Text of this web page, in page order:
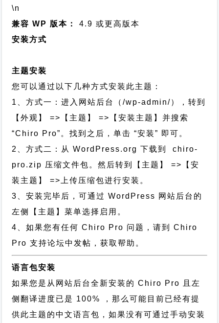
\n
兼容 WP 版本：
4.9 或更高版本
安装方式
主题安装
您可以通过以下几种方式安装此主题：
1、方式一：进入网站后台（/wp-admin/），转到
【外观】 =>【主题】 =>【安装主题】并搜索
“Chiro Pro”。找到之后，单击 “安装” 即可。
2、方式二：从 WordPress.org 下载到 chiro-
pro.zip 压缩文件包。然后转到【主题】 =>【安
装主题】 =>上传压缩包进行安装。
3、安装完毕后，可通过 WordPress 网站后台的
左侧【主题】菜单选择启用。
4、如果您有任何 Chiro Pro 问题，请到 Chiro
Pro 支持论坛中发帖，获取帮助。
语言包安装
如果您是从网站后台全新安装的 Chiro Pro 且左
侧翻译进度已是 100% ，那么可能目前已经有提
供此主题的中文语言包，如果没有可通过手动安装